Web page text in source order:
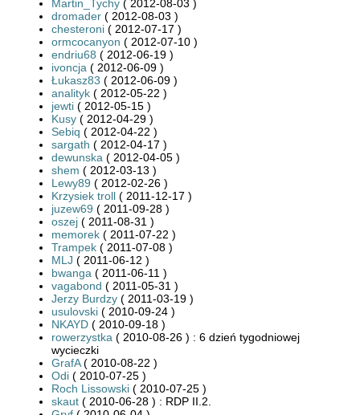
Martin_Tychy ( 2012-08-03 )
dromader ( 2012-08-03 )
chesteroni ( 2012-07-17 )
ormcocanyon ( 2012-07-10 )
endriu68 ( 2012-06-19 )
ivoncja ( 2012-06-09 )
Łukasz83 ( 2012-06-09 )
analityk ( 2012-05-22 )
jewti ( 2012-05-15 )
Kusy ( 2012-04-29 )
Sebiq ( 2012-04-22 )
sargath ( 2012-04-17 )
dewunska ( 2012-04-05 )
shem ( 2012-03-13 )
Lewy89 ( 2012-02-26 )
Krzysiek troll ( 2011-12-17 )
juzew69 ( 2011-09-28 )
oszej ( 2011-08-31 )
memorek ( 2011-07-22 )
Trampek ( 2011-07-08 )
MLJ ( 2011-06-12 )
bwanga ( 2011-06-11 )
vagabond ( 2011-05-31 )
Jerzy Burdzy ( 2011-03-19 )
usulovski ( 2010-09-24 )
NKAYD ( 2010-09-18 )
rowerzystka ( 2010-08-26 ) : 6 dzień tygodniowej
wycieczki
GrafA( 2010-08-22 )
Odi ( 2010-07-25 )
Roch Lissowski ( 2010-07-25 )
skaut ( 2010-06-28 ) : RDP II.2.